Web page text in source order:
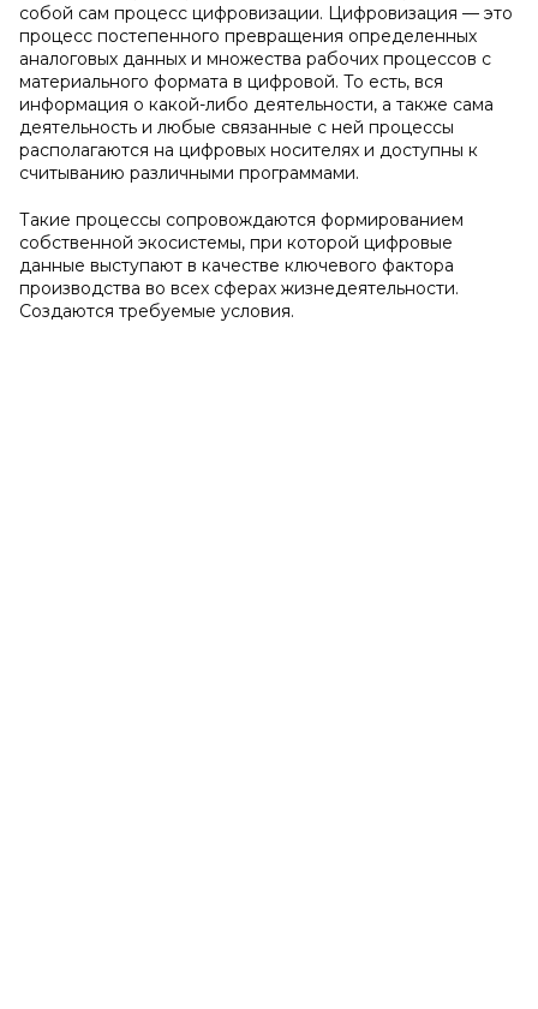
собой сам процесс цифровизации. Цифровизация — это
процесс постепенного превращения определенных
аналоговых данных и множества рабочих процессов с
материального формата в цифровой. То есть, вся
информация о какой-либо деятельности, а также сама
деятельность и любые связанные с ней процессы
располагаются на цифровых носителях и доступны к
считыванию различными программами.
Такие процессы сопровождаются формированием
собственной экосистемы, при которой цифровые
данные выступают в качестве ключевого фактора
производства во всех сферах жизнедеятельности.
Создаются требуемые условия.